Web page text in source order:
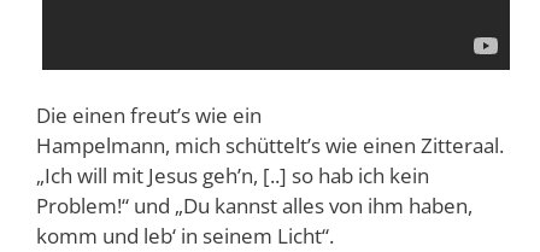
Die einen freut’s wie ein
Hampelmann, mich schüttelt’s wie einen Zitteraal.
„Ich will mit Jesus geh’n, [..] so hab ich kein
Problem!“ und „Du kannst alles von ihm haben,
komm und leb‘ in seinem Licht“.